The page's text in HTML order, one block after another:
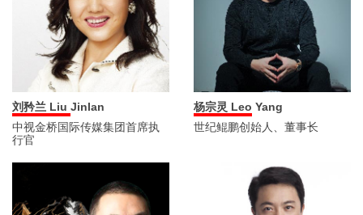
刘矜兰 Liu Jinlan
中视金桥国际传媒集团首席执
行官
杨宗灵 Leo Yang
世纪鲲鹏创始人、董事长